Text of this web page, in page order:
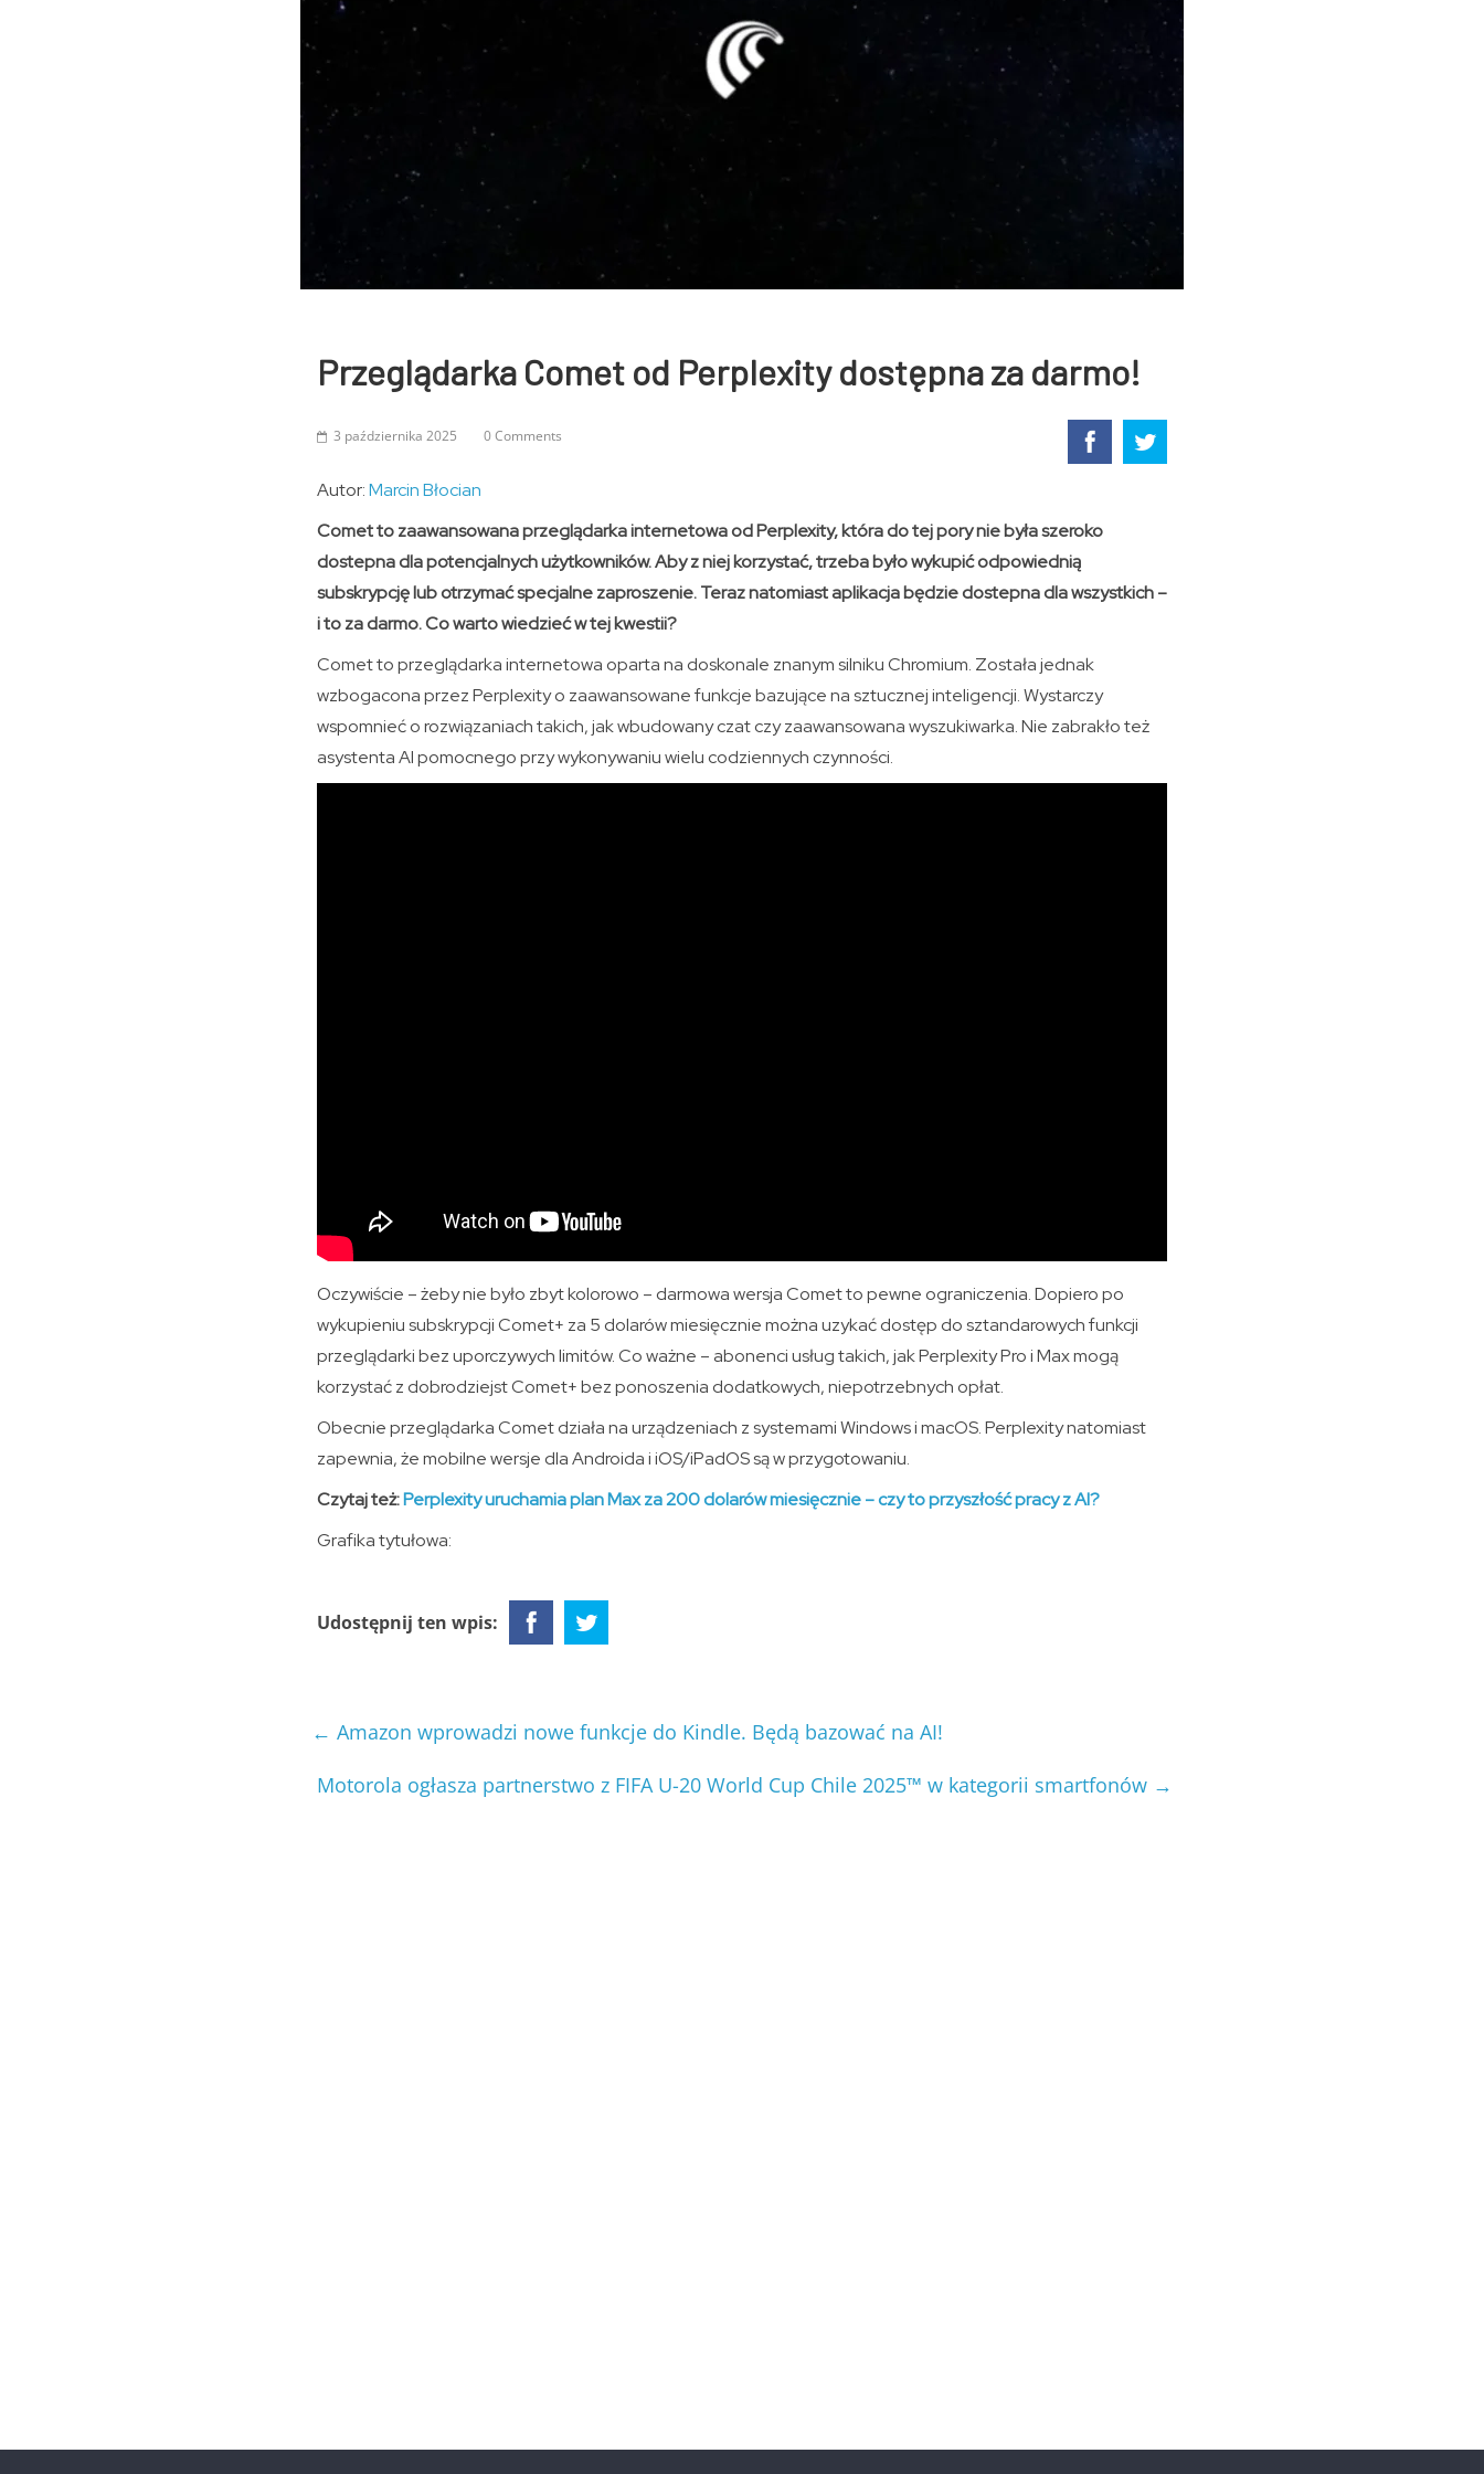
Przeglądarka Comet od Perplexity dostępna za darmo!
3 października 2025 0 Comments
Autor:Marcin Błocian
Comet to zaawansowana przeglądarka internetowa od Perplexity, która do tej pory nie była szeroko
dostepna dla potencjalnych użytkowników. Aby z niej korzystać, trzeba było wykupić odpowiednią
subskrypcję lub otrzymać specjalne zaproszenie. Teraz natomiast aplikacja będzie dostepna dla wszystkich –
i to za darmo. Co warto wiedzieć w tej kwestii?
Comet to przeglądarka internetowa oparta na doskonale znanym silniku Chromium. Została jednak
wzbogacona przez Perplexity o zaawansowane funkcje bazujące na sztucznej inteligencji. Wystarczy
wspomnieć o rozwiązaniach takich, jak wbudowany czat czy zaawansowana wyszukiwarka. Nie zabrakło też
asystenta AI pomocnego przy wykonywaniu wielu codziennych czynności.
Oczywiście – żeby nie było zbyt kolorowo – darmowa wersja Comet to pewne ograniczenia. Dopiero po
wykupieniu subskrypcji Comet+ za 5 dolarów miesięcznie można uzykać dostęp do sztandarowych funkcji
przeglądarki bez uporczywych limitów. Co ważne – abonenci usług takich, jak Perplexity Pro i Max mogą
korzystać z dobrodziejst Comet+ bez ponoszenia dodatkowych, niepotrzebnych opłat.
Obecnie przeglądarka Comet działa na urządzeniach z systemami Windows i macOS. Perplexity natomiast
zapewnia, że mobilne wersje dla Androida i iOS/iPadOS są w przygotowaniu.
Czytaj też:Perplexity uruchamia plan Max za 200 dolarów miesięcznie – czy to przyszłość pracy z AI?
Grafika tytułowa:
Udostępnij ten wpis:
← Amazon wprowadzi nowe funkcje do Kindle. Będą bazować na AI!
Motorola ogłasza partnerstwo z FIFA U-20 World Cup Chile 2025™ w kategorii smartfonów →